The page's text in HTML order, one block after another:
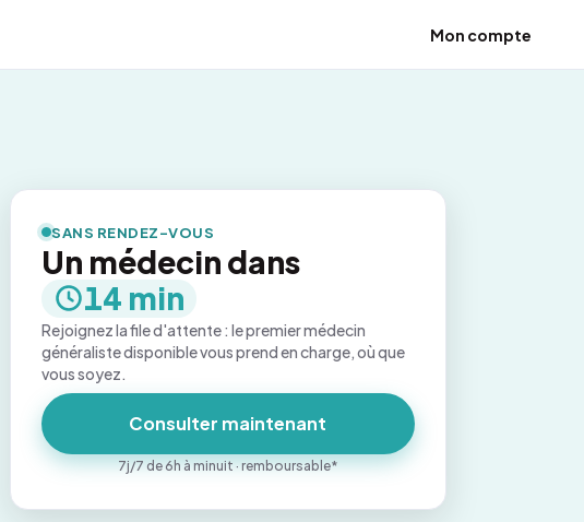
Mon compte
SANS RENDEZ-VOUS
Un médecin dans
14 min
Rejoignez la file d'attente : le premier médecin
généraliste disponible vous prend en charge, où que
vous soyez.
Consulter maintenant
7j/7 de 6h à minuit · remboursable*